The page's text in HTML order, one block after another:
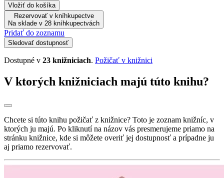
Vložiť do košíka
Rezervovať v kníhkupectve
Na sklade v 28 kníhkupectvách
Pridať do zoznamu
Sledovať dostupnosť
Dostupné v 23 knižniciach. Požičať v knižnici
V ktorých knižniciach majú túto knihu?
Chcete si túto knihu požičať z knižnice? Toto je zoznam knižníc, v
ktorých ju majú. Po kliknutí na názov vás presmerujeme priamo na
stránku knižnice, kde si môžete overiť jej dostupnosť a prípadne ju
aj priamo rezervovať.